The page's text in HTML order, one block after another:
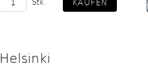
Helsinki